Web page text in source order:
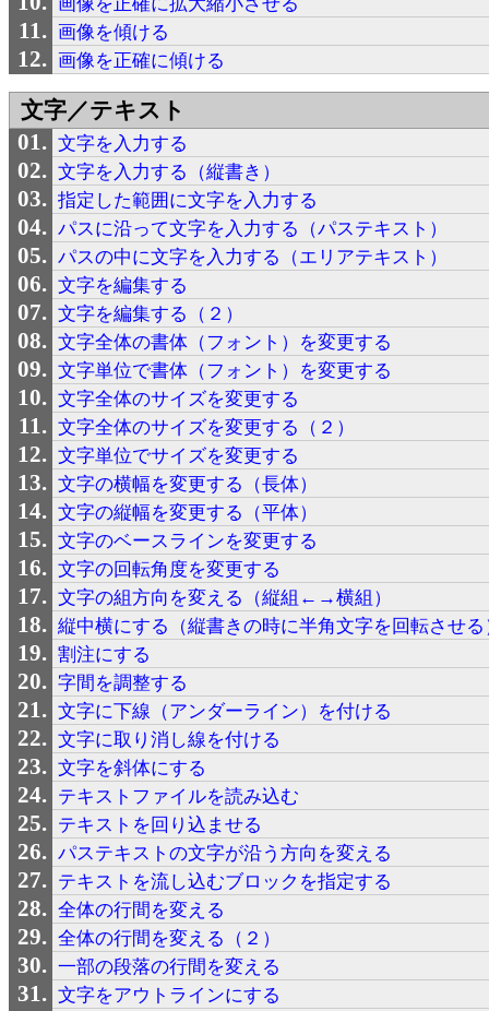
画像を傾ける
画像を正確に傾ける
文字／テキスト
文字を入力する
文字を入力する（縦書き）
指定した範囲に文字を入力する
パスに沿って文字を入力する（パステキスト）
パスの中に文字を入力する（エリアテキスト）
文字を編集する
文字を編集する（２）
文字全体の書体（フォント）を変更する
文字単位で書体（フォント）を変更する
文字全体のサイズを変更する
文字全体のサイズを変更する（２）
文字単位でサイズを変更する
文字の横幅を変更する（長体）
文字の縦幅を変更する（平体）
文字のベースラインを変更する
文字の回転角度を変更する
文字の組方向を変える（縦組←→横組）
縦中横にする（縦書きの時に半角文字を回転させる
割注にする
字間を調整する
文字に下線（アンダーライン）を付ける
文字に取り消し線を付ける
文字を斜体にする
テキストファイルを読み込む
テキストを回り込ませる
パステキストの文字が沿う方向を変える
テキストを流し込むブロックを指定する
全体の行間を変える
全体の行間を変える（２）
一部の段落の行間を変える
文字をアウトラインにする